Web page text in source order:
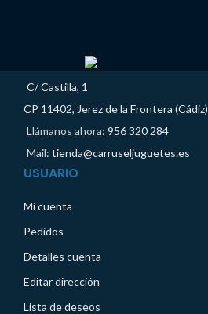
C/ Castilla, 1
CP 11402, Jerez de la Frontera (Cádiz)
Llámanos ahora: 956 320 284
Mail: tienda@carruseljuguetes.es
USUARIO
Mi cuenta
Pedidos
Detalles cuenta
Editar dirección
Lista de deseos